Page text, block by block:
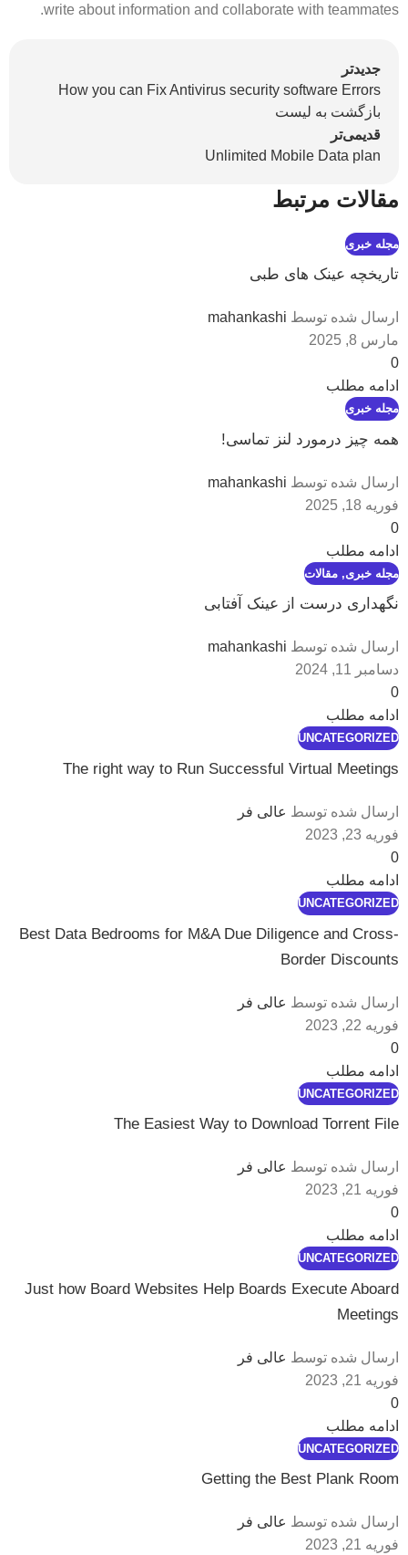
write about information and collaborate with teammates.
جدیدتر
How you can Fix Antivirus security software Errors
بازگشت به لیست
قدیمی‌تر
Unlimited Mobile Data plan
مقالات مرتبط
مجله خبری
تاریخچه عینک های طبی
ارسال شده توسط mahankashi
مارس 8, 2025
0
ادامه مطلب
مجله خبری
همه چیز درمورد لنز تماسی!
ارسال شده توسط mahankashi
فوریه 18, 2025
0
ادامه مطلب
مجله خبری, مقالات
نگهداری درست از عینک آفتابی
ارسال شده توسط mahankashi
دسامبر 11, 2024
0
ادامه مطلب
UNCATEGORIZED
The right way to Run Successful Virtual Meetings
ارسال شده توسط عالی فر
فوریه 23, 2023
0
ادامه مطلب
UNCATEGORIZED
Best Data Bedrooms for M&A Due Diligence and Cross-
Border Discounts
ارسال شده توسط عالی فر
فوریه 22, 2023
0
ادامه مطلب
UNCATEGORIZED
The Easiest Way to Download Torrent File
ارسال شده توسط عالی فر
فوریه 21, 2023
0
ادامه مطلب
UNCATEGORIZED
Just how Board Websites Help Boards Execute Aboard
Meetings
ارسال شده توسط عالی فر
فوریه 21, 2023
0
ادامه مطلب
UNCATEGORIZED
Getting the Best Plank Room
ارسال شده توسط عالی فر
فوریه 21, 2023